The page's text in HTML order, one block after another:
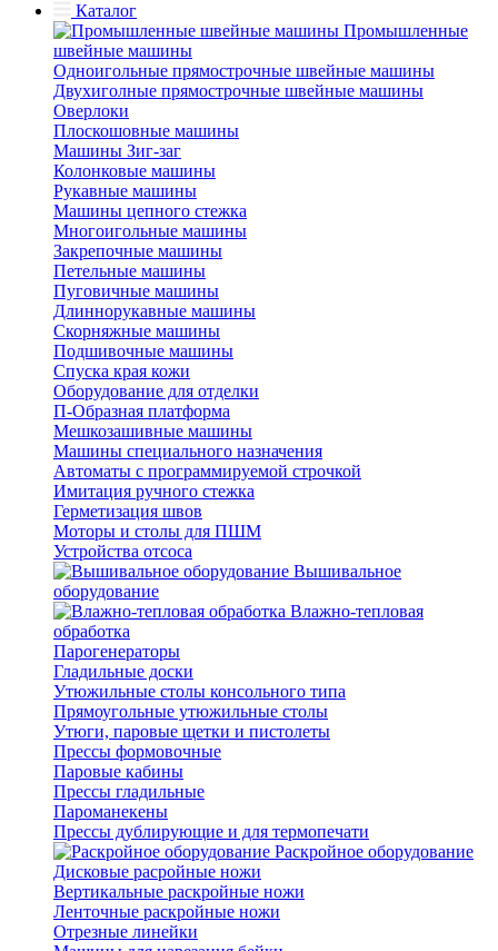
Каталог
Промышленные
швейные машины
Одноигольные прямострочные швейные машины
Двухиголные прямострочные швейные машины
Оверлоки
Плоскошовные машины
Машины Зиг-заг
Колонковые машины
Рукавные машины
Машины цепного стежка
Многоигольные машины
Закрепочные машины
Петельные машины
Пуговичные машины
Длиннорукавные машины
Скорняжные машины
Подшивочные машины
Спуска края кожи
Оборудование для отделки
П-Образная платформа
Мешкозашивные машины
Машины специального назначения
Автоматы с программируемой строчкой
Имитация ручного стежка
Герметизация швов
Моторы и столы для ПШМ
Устройства отсоса
Вышивальное
оборудование
Влажно-тепловая
обработка
Парогенераторы
Гладильные доски
Утюжильные столы консольного типа
Прямоугольные утюжильные столы
Утюги, паровые щетки и пистолеты
Прессы формовочные
Паровые кабины
Прессы гладильные
Пароманекены
Прессы дублирующие и для термопечати
Раскройное оборудование
Дисковые расройные ножи
Вертикальные раскройные ножи
Ленточные раскройные ножи
Отрезные линейки